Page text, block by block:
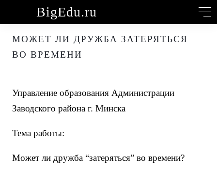
BigEdu.ru
МОЖЕТ ЛИ ДРУЖБА ЗАТЕРЯТЬСЯ
ВО ВРЕМЕНИ
Управление образования Администрации
Заводского района г. Минска
Тема работы:
Может ли дружба “затеряться” во времени?